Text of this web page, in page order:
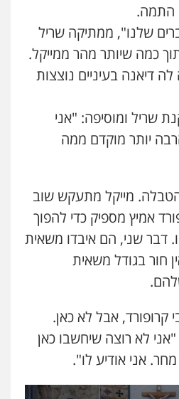
התמה.
שלנו", ממתיקה שריל
כמה שיותר מהר ממייקל.
דיאנה בעיניים נוצצות
שריל ומוסיפה: "אני
יותר מוקדם ממה
מייקל מתעקש שוב
אמיץ מספיק כדי להפוך
דבר שני, הם איבדו משאית
חור בגודל משאית
קרופורד, אבל לא כאן.
לא רוצה שיחשבו כאן
אני אודיע לו".